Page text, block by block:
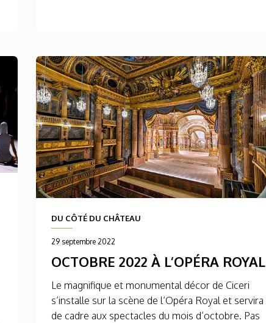
DU CÔTÉ DU CHÂTEAU
29 septembre 2022
OCTOBRE 2022 À L’OPÉRA ROYAL
Le magnifique et monumental décor de Ciceri
s’installe sur la scène de l’Opéra Royal et servira
de cadre aux spectacles du mois d’octobre. Pas